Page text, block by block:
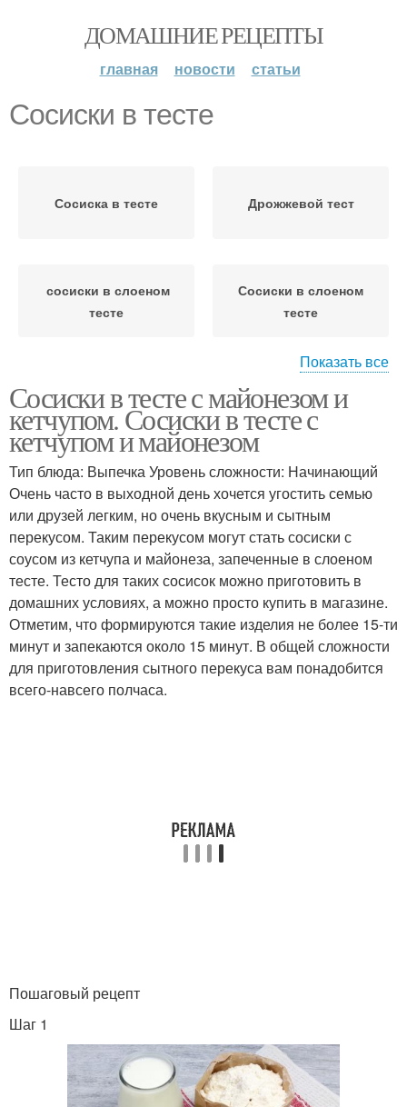
ДОМАШНИЕ РЕЦЕПТЫ
главная новости статьи
Сосиски в тесте
Сосиска в тесте Дрожжевой тест
сосиски в слоеном
тесте
Сосиски в слоеном
тесте
Венские сосиски
Сосиска в слоеном
тесте
Тест с сыром Сосиски с майонезом
Тесто для сосисок Улитка с сосисками
Необычная сосиска
Сосиски в мультиварке
Сосиски в ромовом
тесте
Вкусные сосиски
Показать все
Сосиски в тесте с майонезом и
кетчупом. Сосиски в тесте с
кетчупом и майонезом
Тип блюда: Выпечка Уровень сложности: Начинающий
Очень часто в выходной день хочется угостить семью
или друзей легким, но очень вкусным и сытным
перекусом. Таким перекусом могут стать сосиски с
соусом из кетчупа и майонеза, запеченные в слоеном
тесте. Тесто для таких сосисок можно приготовить в
домашних условиях, а можно просто купить в магазине.
Отметим, что формируются такие изделия не более 15-ти
минут и запекаются около 15 минут. В общей сложности
для приготовления сытного перекуса вам понадобится
всего-навсего полчаса.
Пошаговый рецепт
Шаг 1